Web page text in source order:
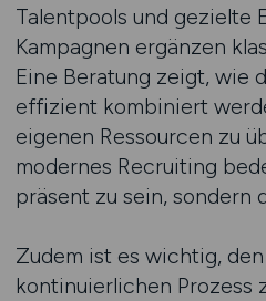
Talentpools und gezielte
Kampagnen ergänzen
Eine Beratung zeigt, wie
effizient kombiniert
eigenen Ressourcen zu
modernes Recruiting
präsent zu sein, sondern
Zudem ist es wichtig,
kontinuierlichen Prozess